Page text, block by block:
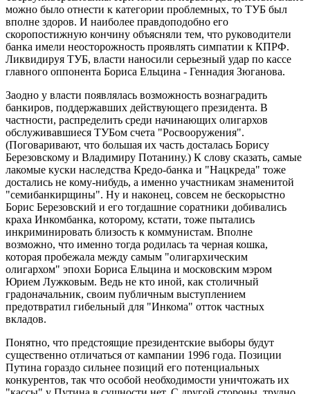
можно было отнести к категории проблемных, то ТУБ был
вполне здоров. И наиболее правдоподобно его
скоропостижную кончину объясняли тем, что руководители
банка имели неосторожность проявлять симпатии к КПРФ.
Ликвидируя ТУБ, власти наносили серьезный удар по кассе
главного оппонента Бориса Ельцина - Геннадия Зюганова.
Заодно у власти появлялась возможность вознаградить
банкиров, поддержавших действующего президента. В
частности, распределить среди начинающих олигархов
обслуживавшиеся ТУБом счета "Росвооружения".
(Поговаривают, что большая их часть досталась Борису
Березовскому и Владимиру Потанину.) К слову сказать, самые
лакомые куски наследства Кредо-банка и "Нацкреда" тоже
достались не кому-нибудь, а именно участникам знаменитой
"семибанкирщины". Ну и наконец, совсем не бескорыстно
Борис Березовский и его тогдашние соратники добивались
краха Инкомбанка, которому, кстати, тоже пытались
инкриминировать близость к коммунистам. Вполне
возможно, что именно тогда родилась та черная кошка,
которая пробежала между самым "олигархическим
олигархом" эпохи Бориса Ельцина и московским мэром
Юрием Лужковым. Ведь не кто иной, как столичный
градоначальник, своим публичным выступлением
предотвратил гибельный для "Инкома" отток частных
вкладов.
Понятно, что предстоящие президентские выборы будут
существенно отличаться от кампании 1996 года. Позиции
Путина гораздо сильнее позиций его потенциальных
конкурентов, так что особой необходимости уничтожать их